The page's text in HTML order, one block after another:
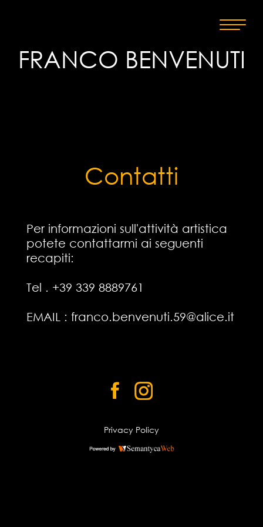
FRANCO BENVENUTI
Contatti
Per informazioni sull'attività artistica
potete contattarmi ai seguenti
recapiti:
Tel . +39 339 8889761
EMAIL : franco.benvenuti.59@alice.it
Privacy Policy